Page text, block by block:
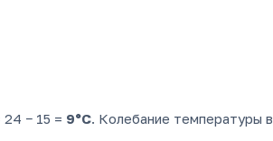
− 15 = 9°C. Колебание температуры в